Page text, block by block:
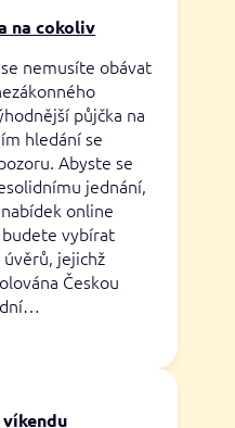
na cokoliv
nemusíte obávat
půjčka na
hledání se
Abyste se
jednání,
online
vybírat
úvěrů, jejichž
Českou